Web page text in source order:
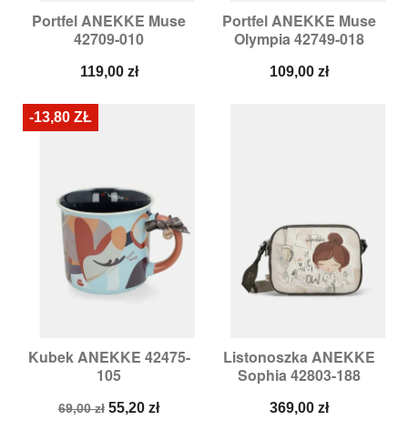
Portfel ANEKKE Muse
42709-010
Cena
119,00 zł
Portfel ANEKKE Muse
Olympia 42749-018
Cena
109,00 zł
Kubek ANEKKE 42475-
105
Cena
69,00 zł Cena
55,20 zł
-13,80 ZŁ
Listonoszka ANEKKE
Sophia 42803-188
Cena
369,00 zł